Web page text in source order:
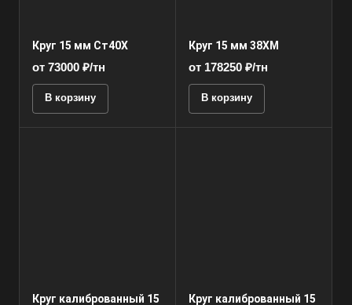
Круг 15 мм Ст40Х
от 73000 ₽/тн
В корзину
Круг 15 мм 38ХМ
от 178250 ₽/тн
В корзину
Круг калиброванный 15
Круг калиброванный 15